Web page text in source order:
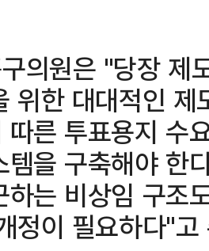
의원은 "당장 제
위한 대대적인
른 투표용지 수
템을 구축해야 한
하는 비상임 구조
정이 필요하다"고